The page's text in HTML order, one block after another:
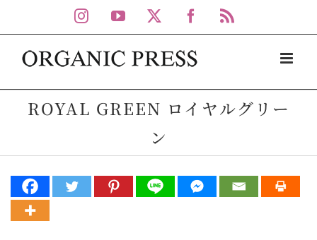
to
content
Instagram
YouTube Facebook
ROYAL GREEN ロイヤルグリー
ン